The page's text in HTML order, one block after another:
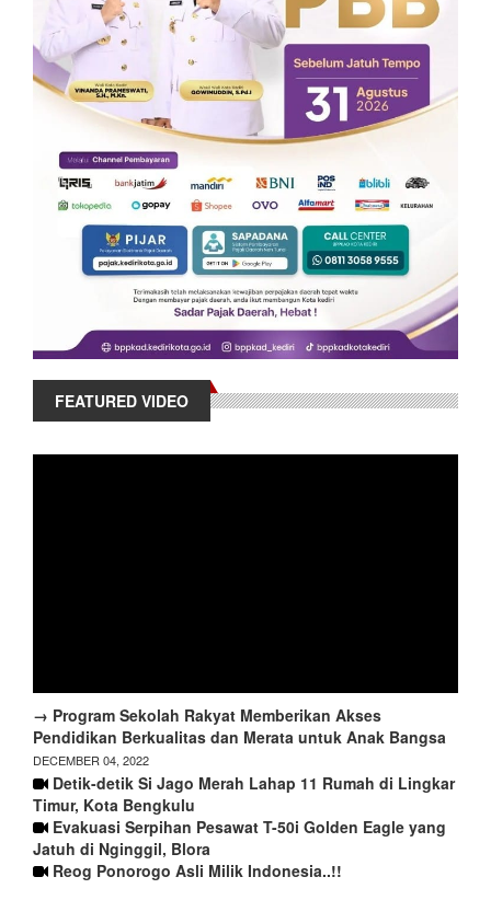
FEATURED VIDEO
→ Program Sekolah Rakyat Memberikan Akses
Pendidikan Berkualitas dan Merata untuk Anak Bangsa
DECEMBER 04, 2022
Detik-detik Si Jago Merah Lahap 11 Rumah di Lingkar
Timur, Kota Bengkulu
Evakuasi Serpihan Pesawat T-50i Golden Eagle yang
Jatuh di Nginggil, Blora
Reog Ponorogo Asli Milik Indonesia..!!